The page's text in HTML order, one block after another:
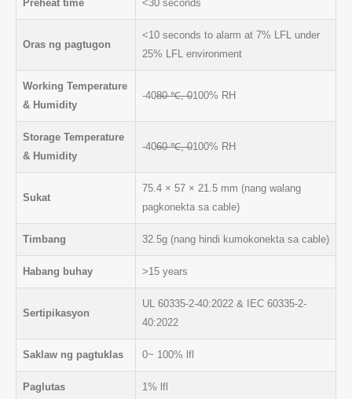
Preheat time <30 seconds
Oras ng pagtugon
<10 seconds to alarm at 7% LFL under
25% LFL environment
Working Temperature
& Humidity
-4080 ℃, 0100% RH
Storage Temperature
& Humidity
-4060 ℃, 0100% RH
Sukat
75.4 × 57 × 21.5 mm (nang walang
pagkonekta sa cable)
Timbang 32.5g (nang hindi kumokonekta sa cable)
Habang buhay >15 years
Sertipikasyon
UL 60335-2-40:2022 & IEC 60335-2-
40:2022
Saklaw ng pagtuklas 0~ 100% lfl
Paglutas 1% lfl